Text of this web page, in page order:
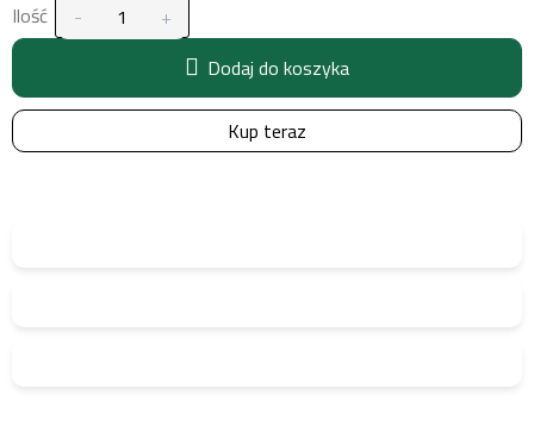
Ilość
Dodaj do koszyka
Kup teraz